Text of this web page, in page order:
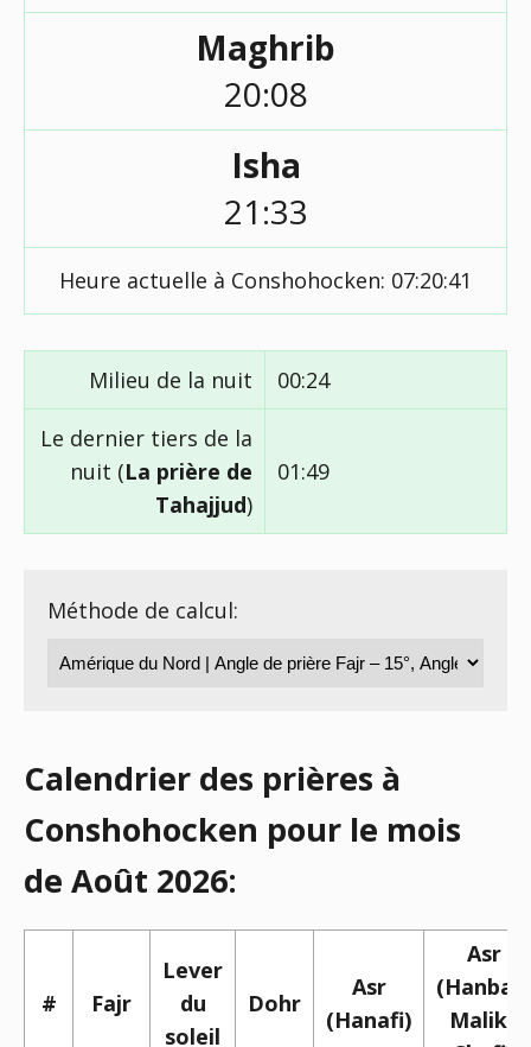
Maghrib
20:08
Isha
21:33
Heure actuelle à Conshohocken: 07:20:41
Milieu de la nuit 00:24
Le dernier tiers de la
nuit (La prière de
Tahajjud)
01:49
Méthode de calcul:
Calendrier des prières à
Conshohocken pour le mois
de Août 2026:
# Fajr
Lever
du
soleil
Dohr
Asr
(Hanafi)
Asr
(Hanbali,
Maliki,